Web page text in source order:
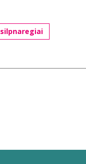
silpnaregiai